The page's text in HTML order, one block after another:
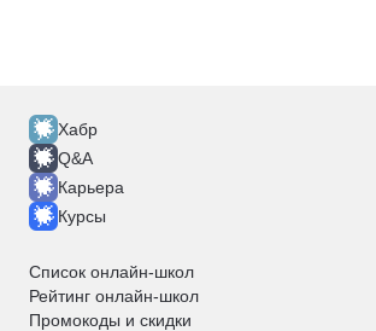
Хабр
Q&A
Карьера
Курсы
Список онлайн-школ
Рейтинг онлайн-школ
Промокоды и скидки